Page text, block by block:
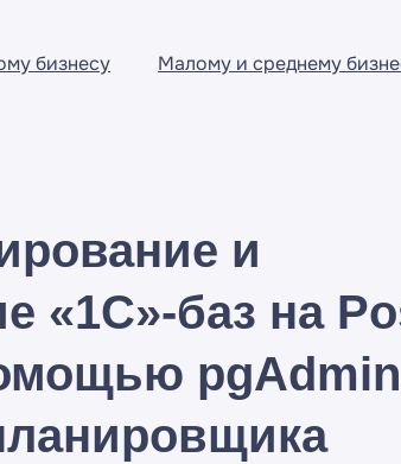
бизнесу Малому и среднему
и
«1С»-баз на